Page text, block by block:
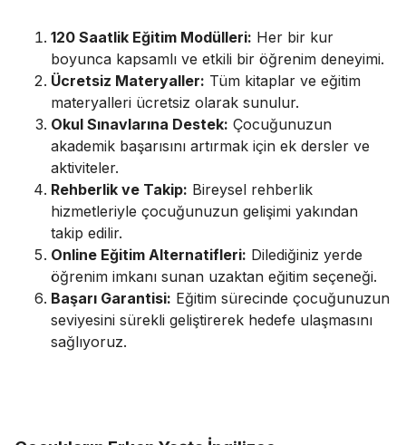
120 Saatlik Eğitim Modülleri: Her bir kur
boyunca kapsamlı ve etkili bir öğrenim deneyimi.
Ücretsiz Materyaller: Tüm kitaplar ve eğitim
materyalleri ücretsiz olarak sunulur.
Okul Sınavlarına Destek: Çocuğunuzun
akademik başarısını artırmak için ek dersler ve
aktiviteler.
Rehberlik ve Takip: Bireysel rehberlik
hizmetleriyle çocuğunuzun gelişimi yakından
takip edilir.
Online Eğitim Alternatifleri: Dilediğiniz yerde
öğrenim imkanı sunan uzaktan eğitim seçeneği.
Başarı Garantisi: Eğitim sürecinde çocuğunuzun
seviyesini sürekli geliştirerek hedefe ulaşmasını
sağlıyoruz.